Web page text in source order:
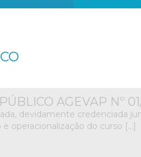
AGEVAP Nº
devidamente credenciada
operacionalização do curso […]